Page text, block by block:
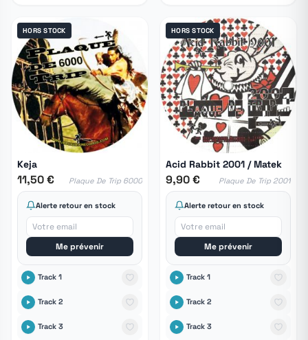
HORS STOCK
Keja
11,50 € Plaque De Trip 6000
Alerte retour en stock
Me prévenir
Track 1
Track 2
Track 3
HORS STOCK
Acid Rabbit 2001 / Matek
9,90 € Plaque De Trip 2001
Alerte retour en stock
Me prévenir
Track 1
Track 2
Track 3